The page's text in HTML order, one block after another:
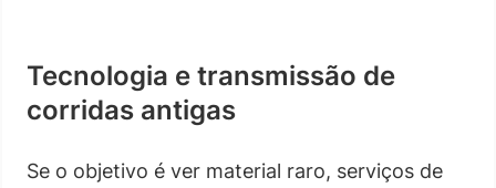
Tecnologia e transmissão de
corridas antigas
Se o objetivo é ver material raro, serviços de